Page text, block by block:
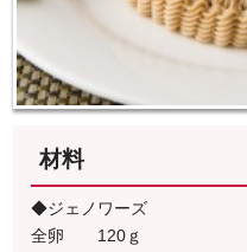
材料
◆ジェノワーズ
全卵 120ｇ